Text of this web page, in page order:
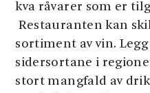
kva råvarer som er
Restauranten kan
sortiment av vin.
sidersortane i
stort mangfald av